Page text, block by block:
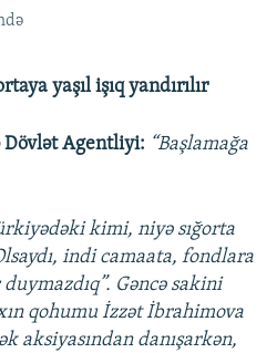
yaşıl işıq yandırılır
Dövlət Agentliyi: “Başlamağa
kimi, niyə sığorta
indi camaata, fondlara
Gəncə sakini
qohumu İzzət İbrahimova
aksiyasından danışarkən,